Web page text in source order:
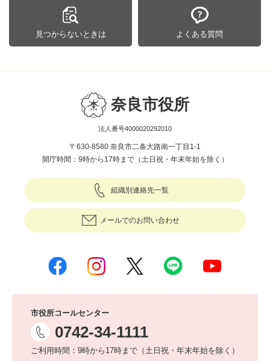
見つからないときは よくある質問
奈良市役所
法人番号4000020292010
〒630-8580 奈良市二条大路南一丁目1-1
開庁時間：9時から17時まで（土日祝・年末年始を除く）
組織別連絡先一覧
メールでのお問い合わせ
市役所コールセンター
0742-34-1111
ご利用時間：9時から17時まで（土日祝・年末年始を除く）